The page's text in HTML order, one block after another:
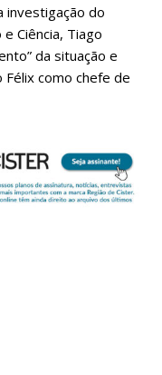
investigação do
Ciência, Tiago
da situação e
Félix como chefe de